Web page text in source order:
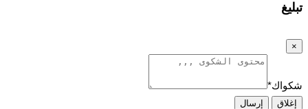
*
إرسال